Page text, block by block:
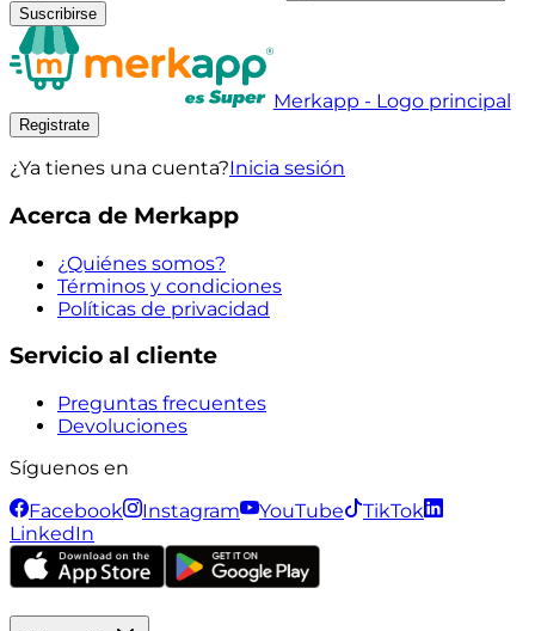
Suscribirse
Merkapp - Logo principal
Registrate
¿Ya tienes una cuenta?Inicia sesión
Acerca de Merkapp
¿Quiénes somos?
Términos y condiciones
Políticas de privacidad
Servicio al cliente
Preguntas frecuentes
Devoluciones
Síguenos en
Facebook
Instagram YouTube
TikTok
LinkedIn